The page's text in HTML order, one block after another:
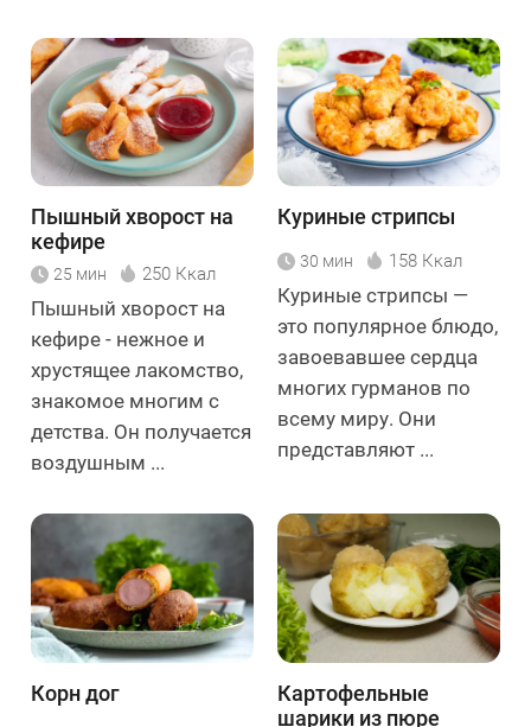
Пышный хворост на
кефире
25 мин 250 Ккал
Пышный хворост на
кефире - нежное и
хрустящее лакомство,
знакомое многим с
детства. Он получается
воздушным ...
Куриные стрипсы
30 мин 158 Ккал
Куриные стрипсы —
это популярное блюдо,
завоевавшее сердца
многих гурманов по
всему миру. Они
представляют ...
Корн дог
Картофельные
шарики из пюре